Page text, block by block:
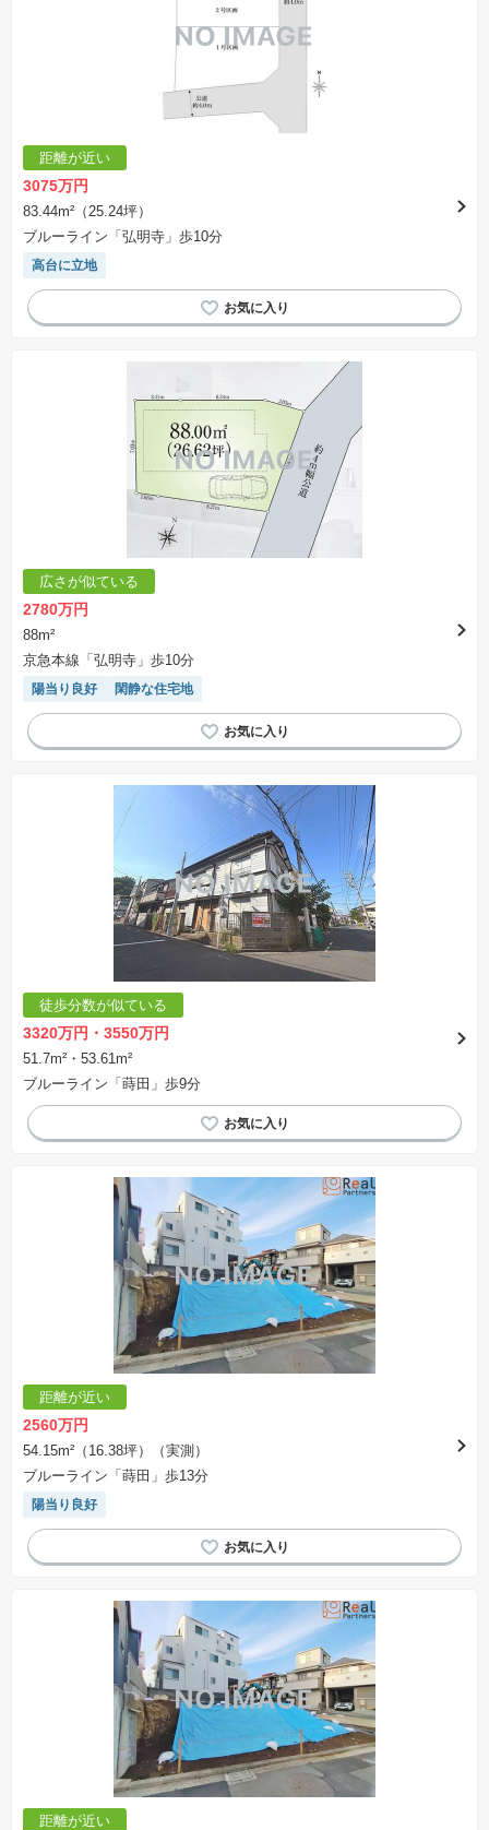
距離が近い
3075万円
83.44m²（25.24坪）
ブルーライン「弘明寺」歩10分
高台に立地
広さが似ている
2780万円
88m²
京急本線「弘明寺」歩10分
陽当り良好 閑静な住宅地
徒歩分数が似ている
3320万円・3550万円
51.7m²・53.61m²
ブルーライン「蒔田」歩9分
距離が近い
2560万円
54.15m²（16.38坪）（実測）
ブルーライン「蒔田」歩13分
陽当り良好
距離が近い